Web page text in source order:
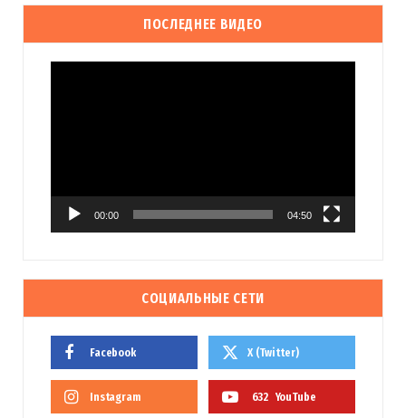
ПОСЛЕДНЕЕ ВИДЕО
00:00 04:50
СОЦИАЛЬНЫЕ СЕТИ
Facebook X (Twitter)
Instagram 632 YouTube